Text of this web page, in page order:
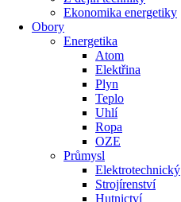
Ekonomika energetiky
Obory
Energetika
Atom
Elektřina
Plyn
Teplo
Uhlí
Ropa
OZE
Průmysl
Elektrotechnický
Strojírenství
Hutnictví